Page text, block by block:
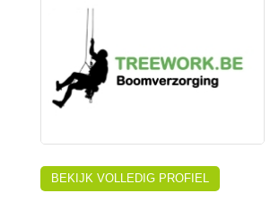
BEKIJK VOLLEDIG PROFIEL